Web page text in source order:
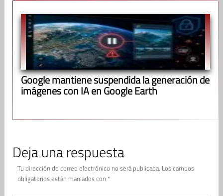
Google mantiene suspendida la generación de
imágenes con IA en Google Earth
Deja una respuesta
Tu dirección de correo electrónico no será publicada. Los campos
obligatorios están marcados con *